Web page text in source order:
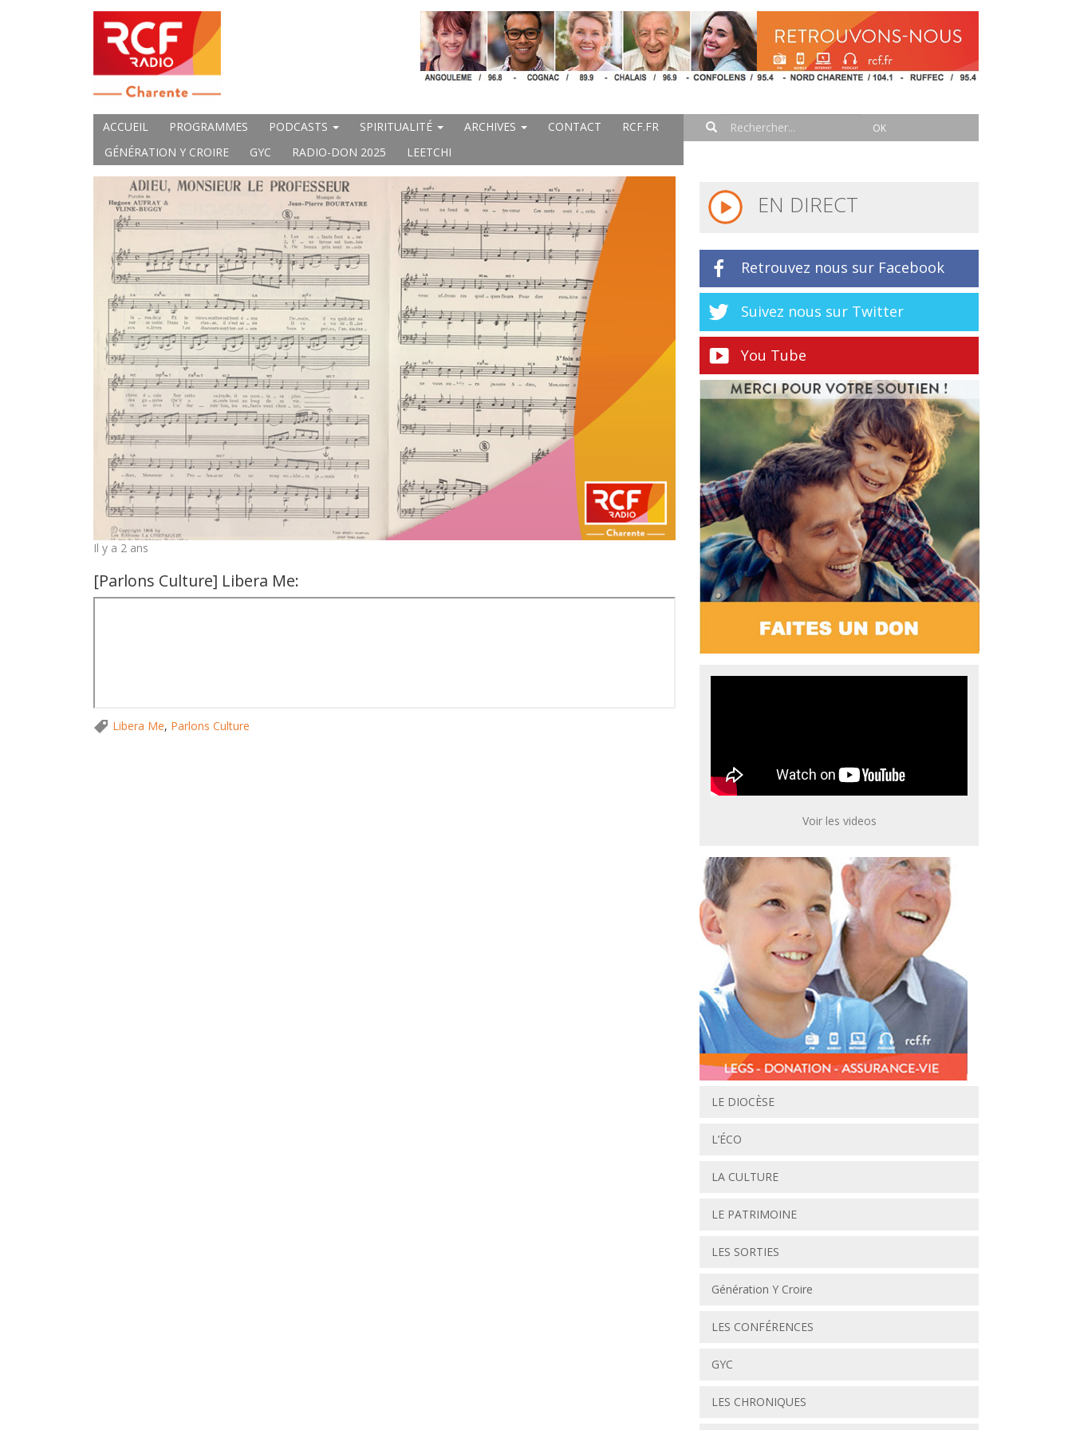
ACCUEIL PROGRAMMES PODCASTS SPIRITUALITÉ ARCHIVES CONTACT
RCF.FR
GÉNÉRATION Y CROIRE
GYC RADIO-DON 2025 LEETCHI
Il y a 2 ans
[Parlons Culture] Libera Me:
Libera Me, Parlons Culture
EN DIRECT
Retrouvez nous sur Facebook
Suivez nous sur Twitter
You Tube
Voir les videos
LE DIOCÈSE
L’ÉCO
LA CULTURE
LE PATRIMOINE
LES SORTIES
Génération Y Croire
LES CONFÉRENCES
GYC
LES CHRONIQUES